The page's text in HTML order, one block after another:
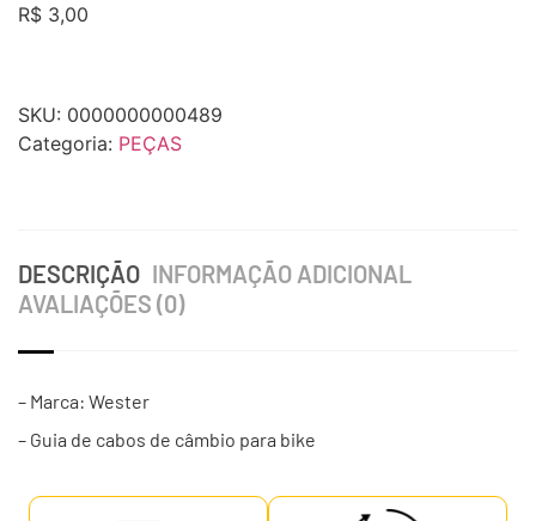
R$ 3,00
SKU: 0000000000489
Categoria: PEÇAS
DESCRIÇÃO INFORMAÇÃO ADICIONAL
AVALIAÇÕES (0)
– Marca: Wester
– Guia de cabos de câmbio para bike